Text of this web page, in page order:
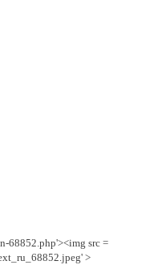
68852.php'><img src =
>